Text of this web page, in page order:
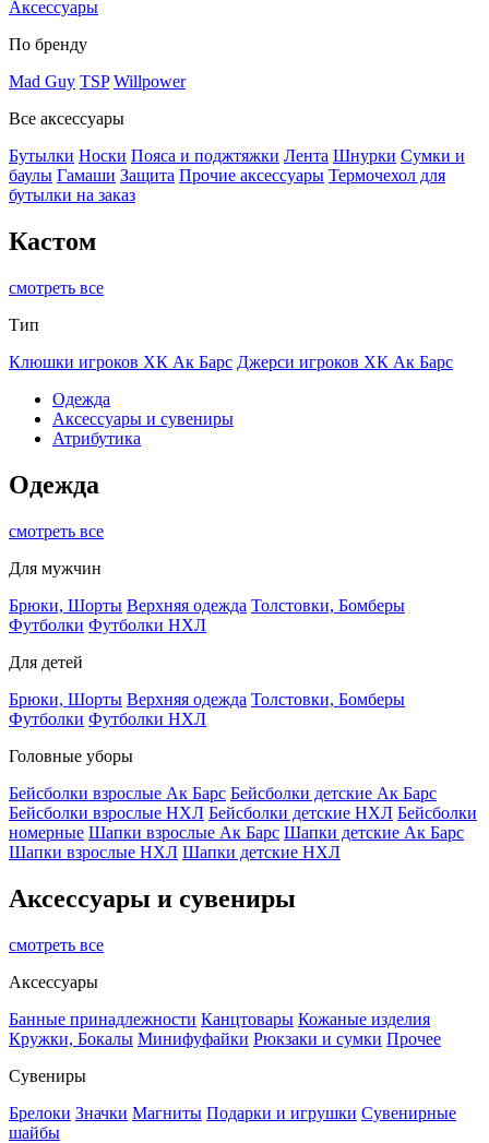
Аксессуары
По бренду
Mad Guy TSP Willpower
Все аксессуары
Бутылки Носки Пояса и поджтяжки Лента Шнурки Сумки и
баулы Гамаши Защита Прочие аксессуары Термочехол для
бутылки на заказ
Кастом
смотреть все
Тип
Клюшки игроков ХК Ак Барс Джерси игроков ХК Ак Барс
Одежда
Аксессуары и сувениры
Атрибутика
Одежда
смотреть все
Для мужчин
Брюки, Шорты Верхняя одежда Толстовки, Бомберы
Футболки Футболки НХЛ
Для детей
Брюки, Шорты Верхняя одежда Толстовки, Бомберы
Футболки Футболки НХЛ
Головные уборы
Бейсболки взрослые Ак Барс Бейсболки детские Ак Барс
Бейсболки взрослые НХЛ Бейсболки детские НХЛ Бейсболки
номерные Шапки взрослые Ак Барс Шапки детские Ак Барс
Шапки взрослые НХЛ Шапки детские НХЛ
Аксессуары и сувениры
смотреть все
Аксессуары
Банные принадлежности Канцтовары Кожаные изделия
Кружки, Бокалы Минифуфайки Рюкзаки и сумки Прочее
Сувениры
Брелоки Значки Магниты Подарки и игрушки Сувенирные
шайбы